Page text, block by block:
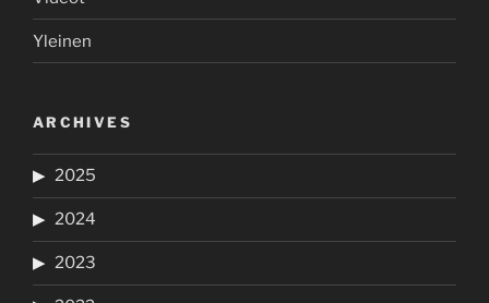
Yleinen
ARCHIVES
2025
2024
2023